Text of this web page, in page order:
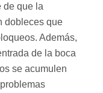
de que la
dobleces que
Además,
de la boca
se acumulen